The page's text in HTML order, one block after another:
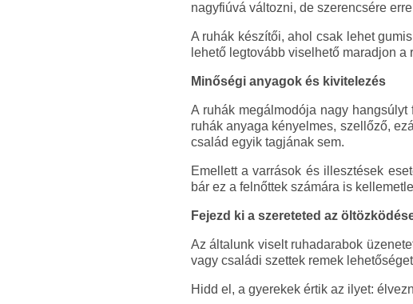
nagyfiúvá változni, de szerencsére
A ruhák készítői, ahol csak lehet
lehető legtovább viselhető maradjon a
Minőségi anyagok és kivitelezés
A ruhák megálmodója nagy
ruhák anyaga kényelmes, szellőző,
család egyik tagjának sem.
Emellett a varrások és illesztések
bár ez a felnőttek számára is
Fejezd ki a szereteted az
Az általunk viselt ruhadarabok
vagy családi szettek remek
Hidd el, a gyerekek értik az ilyet: